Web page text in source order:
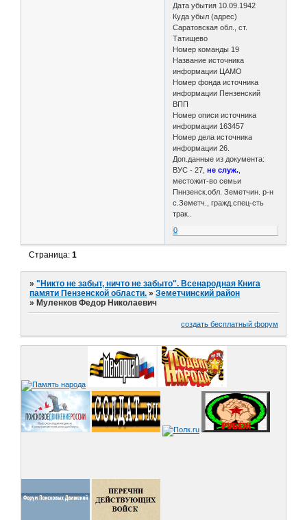
Дата убытия 10.09.1942
Куда убыл (адрес)
Саратовская обл., ст.
Татищево
Номер команды 19
Название источника
информации ЦАМО
Номер фонда источника
информации Пензенский
ВПП
Номер описи источника
информации 163457
Номер дела источника
информации 26.
Доп.данные из документа:
ВУС - 27,не служ.
местожит-во семьи
Пннзенск.обл. Земетчин. р-н
с.Земетч., гражд.спец-сть
трак..
0
Страница:1
»"Никто не забыт, ничто не забыто". Всенародная Книга
памяти Пензенской области. »Земетчинский район
»Муленков Федор Николаевич
создать бесплатный форум